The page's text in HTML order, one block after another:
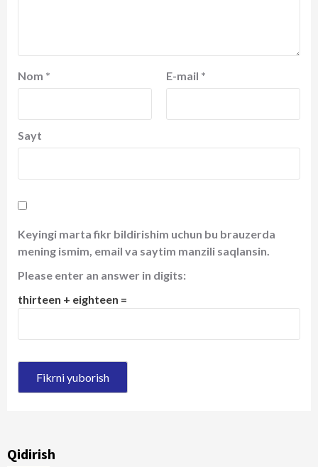
Nom * E-mail *
Sayt
Keyingi marta fikr bildirishim uchun bu brauzerda
mening ismim, email va saytim manzili saqlansin.
Please enter an answer in digits:
thirteen + eighteen =
Qidirish